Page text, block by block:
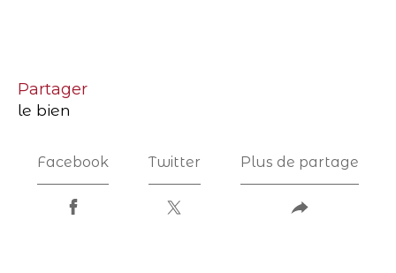
partager
le bien
Facebook Twitter Plus de partage